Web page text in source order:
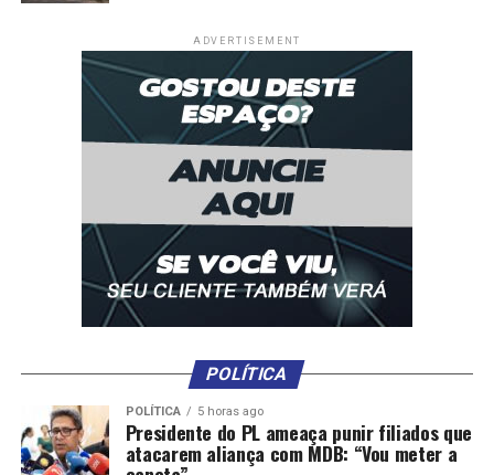
ADVERTISEMENT
POLÍTICA
POLÍTICA 5 horas ago
Presidente do PL ameaça punir filiados que
atacarem aliança com MDB: “Vou meter a